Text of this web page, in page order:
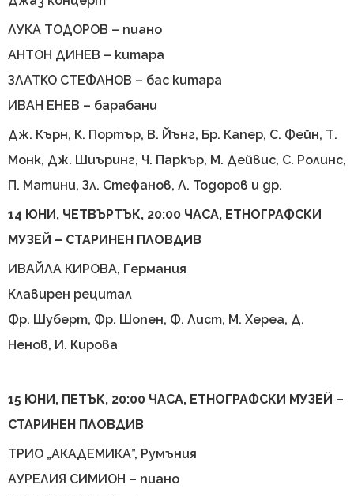
ЛУКА ТОДОРОВ – пиано
АНТОН ДИНЕВ – китара
ЗЛАТКО СТЕФАНОВ – бас китара
ИВАН ЕНЕВ – барабани
Дж. Кърн, К. Портър, В. Йънг, Бр. Капер, С. Фeйн, Т.
Монк, Дж. Шиъринг, Ч. Паркър, М. Дейвис, С. Ролинс,
П. Матини, Зл. Стефанов, Л. Тодоров и др.
14 ЮНИ, ЧЕТВЪРТЪК, 20:00 ЧАСА, ЕТНОГРАФСКИ
МУЗЕЙ – СТАРИНЕН ПЛОВДИВ
ИВАЙЛА КИРОВА, Германия
Клавирен рецитал
Фр. Шуберт, Фр. Шопен, Ф. Лист, М. Хереа, Д.
Ненов, И. Кирова
15 ЮНИ, ПЕТЪК, 20:00 ЧАСА, ЕТНОГРАФСКИ МУЗЕЙ –
СТАРИНЕН ПЛОВДИВ
ТРИО „АКАДЕМИКА”, Румъния
АУРЕЛИЯ СИМИОН – пиано